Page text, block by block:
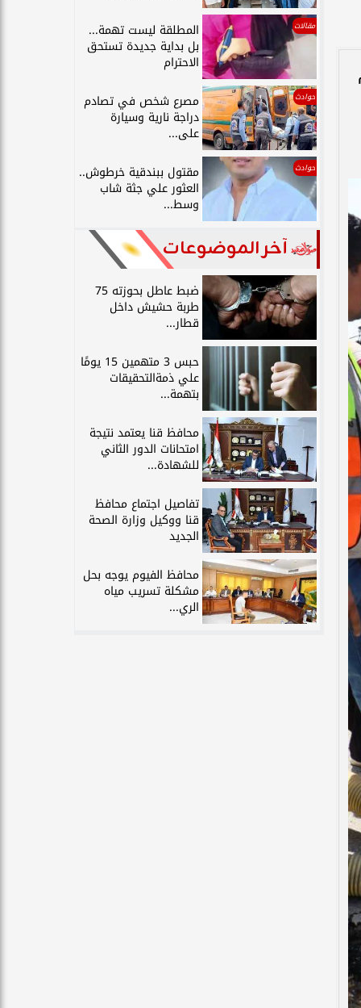
مقالات المطلقة ليست تهمة...
بل بداية جديدة تستحق
الاحترام
حوادث مصرع شخص في تصادم
دراجة نارية وسيارة
على...
حوادث مقتول ببندقية خرطوش..
العثور علي جثة شاب
وسط...
آخر الموضوعات
ضبط عاطل بحوزته 75
طربة حشيش داخل
قطار...
حبس 3 متهمين 15 يومًا
علي ذمةالتحقيقات
بتهمة...
محافظ قنا يعتمد نتيجة
امتحانات الدور الثاني
للشهادة...
تفاصيل اجتماع محافظ
قنا ووكيل وزارة الصحة
الجديد
محافظ الفيوم يوجه بحل
مشكلة تسريب مياه
الري...